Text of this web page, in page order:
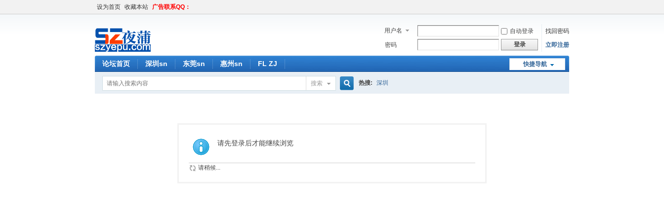
设为首页 收藏本站 广告联系QQ：
用户名 自动登录
找回密码
密码
登录 立即注册
快捷导航
论坛首页 深圳sn 东莞sn 惠州sn FL ZJ
搜索 热搜: 深圳
请先登录后才能继续浏览
请稍候...